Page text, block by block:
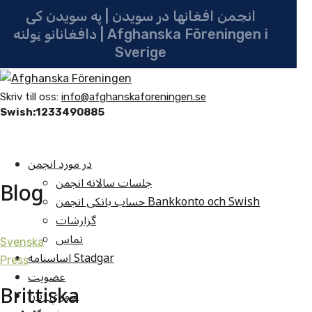
انجمن افغانها در سویدن | په سویدن کی
دافغانانو ټولنه | Afghanska Föreningen i
Sverige
Skriv till oss: info@afghanskaforeningen.se
Swish:1233490885
در مورد انجمن
جلسات سالانه انجمن
حساب بانکی انجمن Bankkonto och Swish
گزارشات
تماس
اساسنامه Stadgar
عضویت
شوراي زنان
Blog
Svenska
Press
Brittiska